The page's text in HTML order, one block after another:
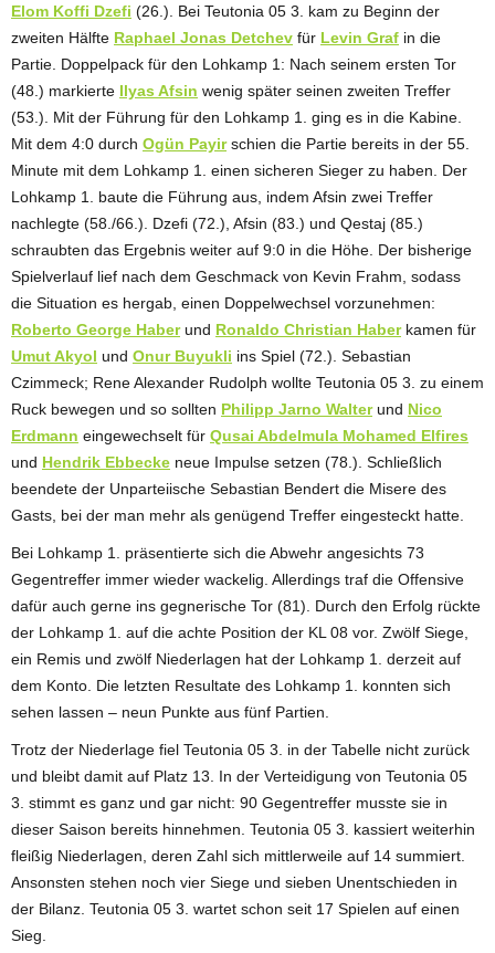
Elom Koffi Dzefi (26.). Bei Teutonia 05 3. kam zu Beginn der
zweiten Hälfte Raphael Jonas Detchev für Levin Graf in die
Partie. Doppelpack für den Lohkamp 1: Nach seinem ersten Tor
(48.) markierte Ilyas Afsin wenig später seinen zweiten Treffer
(53.). Mit der Führung für den Lohkamp 1. ging es in die Kabine.
Mit dem 4:0 durch Ogün Payirschien die Partie bereits in der 55.
Minute mit dem Lohkamp 1. einen sicheren Sieger zu haben. Der
Lohkamp 1. baute die Führung aus, indem Afsin zwei Treffer
nachlegte (58./66.). Dzefi (72.), Afsin (83.) und Qestaj (85.)
schraubten das Ergebnis weiter auf 9:0 in die Höhe. Der bisherige
Spielverlauf lief nach dem Geschmack von Kevin Frahm, sodass
die Situation es hergab, einen Doppelwechsel vorzunehmen:
Roberto George Haberund Ronaldo Christian Haberkamen für
Umut Akyol und Onur Buyukli ins Spiel (72.). Sebastian
Czimmeck; Rene Alexander Rudolph wollte Teutonia 05 3. zu einem
Ruck bewegen und so sollten Philipp Jarno Walterund Nico
Erdmann eingewechselt für Qusai Abdelmula Mohamed Elfires
und Hendrik Ebbecke neue Impulse setzen (78.). Schließlich
beendete der Unparteiische Sebastian Bendert die Misere des
Gasts, bei der man mehr als genügend Treffer eingesteckt hatte.
Bei Lohkamp 1. präsentierte sich die Abwehr angesichts 73
Gegentreffer immer wieder wackelig. Allerdings traf die Offensive
dafür auch gerne ins gegnerische Tor (81). Durch den Erfolg rückte
der Lohkamp 1. auf die achte Position der KL 08 vor. Zwölf Siege,
ein Remis und zwölf Niederlagen hat der Lohkamp 1. derzeit auf
dem Konto. Die letzten Resultate des Lohkamp 1. konnten sich
sehen lassen – neun Punkte aus fünf Partien.
Trotz der Niederlage fiel Teutonia 05 3. in der Tabelle nicht zurück
und bleibt damit auf Platz 13. In der Verteidigung von Teutonia 05
3. stimmt es ganz und gar nicht: 90 Gegentreffer musste sie in
dieser Saison bereits hinnehmen. Teutonia 05 3. kassiert weiterhin
fleißig Niederlagen, deren Zahl sich mittlerweile auf 14 summiert.
Ansonsten stehen noch vier Siege und sieben Unentschieden in
der Bilanz. Teutonia 05 3. wartet schon seit 17 Spielen auf einen
Sieg.